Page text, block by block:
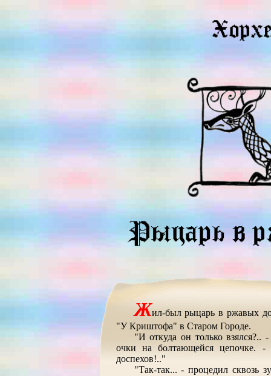
Жил-был рыцарь в ржавых
"У Криштофа" в Старом Городе.
"И откуда он только взялся?..
очки на болтающейся цепочке.
доспехов!.."
"Так-так... - процедил сквозь